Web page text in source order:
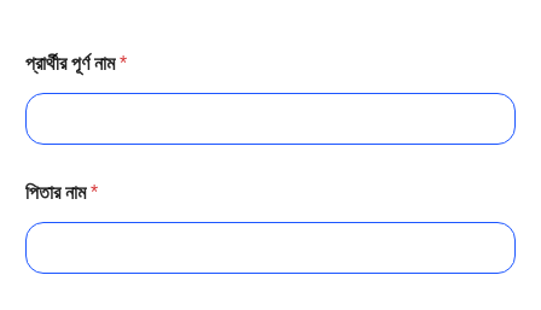
প্রার্থীর পূর্ণ নাম*
পিতার নাম*